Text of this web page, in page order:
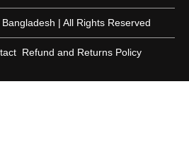
| All Rights Reserved
Refund and Returns Policy